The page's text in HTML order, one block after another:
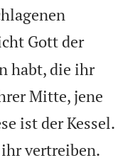
Gott der
habt, die ihr
Mitte, jene
ist der Kessel.
vertreiben.